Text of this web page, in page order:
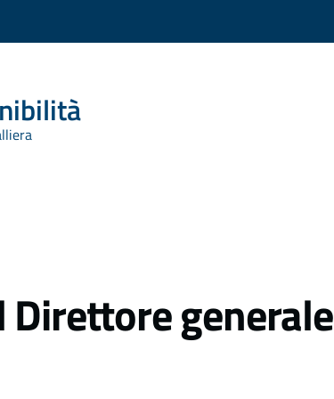
Direttore generale